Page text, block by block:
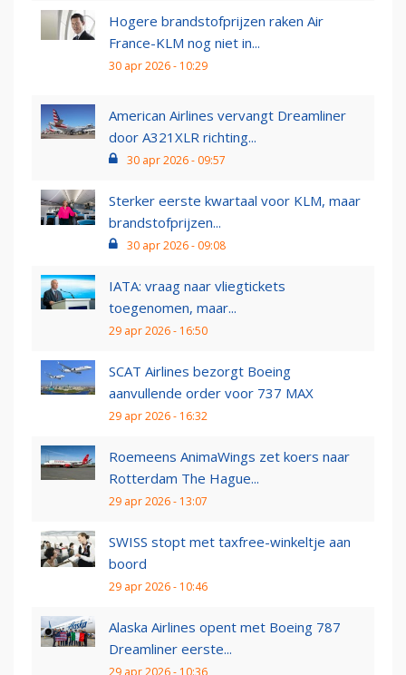
Hogere brandstofprijzen raken Air
France-KLM nog niet in...
30 apr 2026 - 10:29
American Airlines vervangt Dreamliner
door A321XLR richting...
30 apr 2026 - 09:57
Sterker eerste kwartaal voor KLM, maar
brandstofprijzen...
30 apr 2026 - 09:08
IATA: vraag naar vliegtickets
toegenomen, maar...
29 apr 2026 - 16:50
SCAT Airlines bezorgt Boeing
aanvullende order voor 737 MAX
29 apr 2026 - 16:32
Roemeens AnimaWings zet koers naar
Rotterdam The Hague...
29 apr 2026 - 13:07
SWISS stopt met taxfree-winkeltje aan
boord
29 apr 2026 - 10:46
Alaska Airlines opent met Boeing 787
Dreamliner eerste...